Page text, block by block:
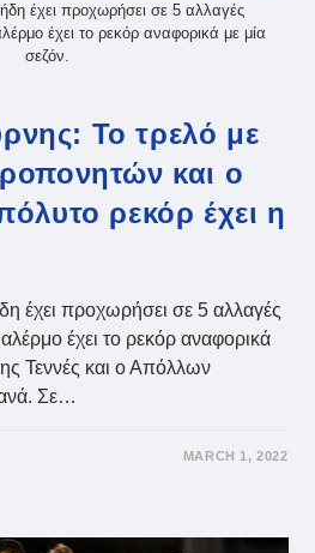
έχει προχωρήσει σε 5 αλλαγές
έχει το ρεκόρ αναφορικά με μία
σεζόν.
Το τρελό με
και ο
ρεκόρ έχει η
έχει προχωρήσει σε 5 αλλαγές
έχει το ρεκόρ αναφορικά
Τεννές και ο Απόλλων
Σε…
MARCH 1, 2022